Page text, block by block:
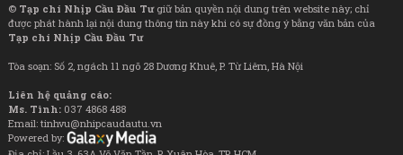
© Tạp chí Nhịp Cầu Đầu Tưgiữ bản quyền nội dung trên website này; chỉ
được phát hành lại nội dung thông tin này khi có sự đồng ý bằng văn bản của
Tạp chí Nhịp Cầu Đầu Tư
Tòa soạn: Số 2, ngách 11 ngõ 28 Dương Khuê, P. Từ Liêm, Hà Nội
Liên hệ quảng cáo:
Ms. Tình: 037 4868 488
Email: tinhvu@nhipcaudautu.vn
Powered by: